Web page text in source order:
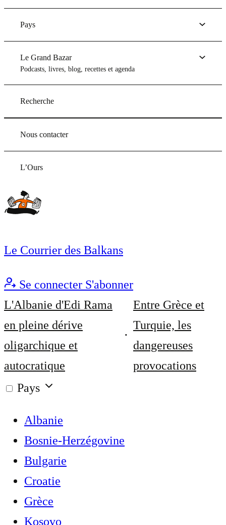
Pays
Le Grand Bazar
Podcasts, livres, blog, recettes et agenda
Recherche
Nous contacter
L’Ours
Le Courrier des Balkans
Se connecter S'abonner
L'Albanie d'Edi Rama
en pleine dérive
oligarchique et
autocratique
Entre Grèce et
Turquie, les
dangereuses
provocations
Pays
Albanie
Bosnie-Herzégovine
Bulgarie
Croatie
Grèce
Kosovo